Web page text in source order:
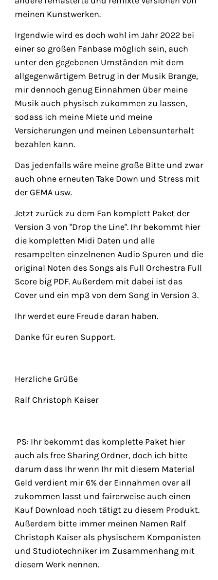
meinen Kunstwerken.
Irgendwie wird es doch wohl im Jahr 2022 bei
einer so großen Fanbase möglich sein, auch
unter den gegebenen Umständen mit dem
allgegenwärtigem Betrug in der Musik Brange,
mir dennoch genug Einnahmen über meine
Musik auch physisch zukommen zu lassen,
sodass ich meine Miete und meine
Versicherungen und meinen Lebensunterhalt
bezahlen kann.
Das jedenfalls wäre meine große Bitte und zwar
auch ohne erneuten Take Down und Stress mit
der GEMA usw.
Jetzt zurück zu dem Fan komplett Paket der
Version 3 von "Drop the Line". Ihr bekommt hier
die kompletten Midi Daten und alle
resampelten einzelnenen Audio Spuren und die
original Noten des Songs als Full Orchestra Full
Score big PDF. Außerdem mit dabei ist das
Cover und ein mp3 von dem Song in Version 3.
Ihr werdet eure Freude daran haben.
Danke für euren Support.
Herzliche Grüße
Ralf Christoph Kaiser
PS: Ihr bekommt das komplette Paket hier
auch als free Sharing Ordner, doch ich bitte
darum dass Ihr wenn Ihr mit diesem Material
Geld verdient mir 6% der Einnahmen over all
zukommen lasst und fairerweise auch einen
Kauf Download noch tätigt zu diesem Produkt.
Außerdem bitte immer meinen Namen Ralf
Christoph Kaiser als physischem Komponisten
und Studiotechniker im Zusammenhang mit
diesem Werk nennen.